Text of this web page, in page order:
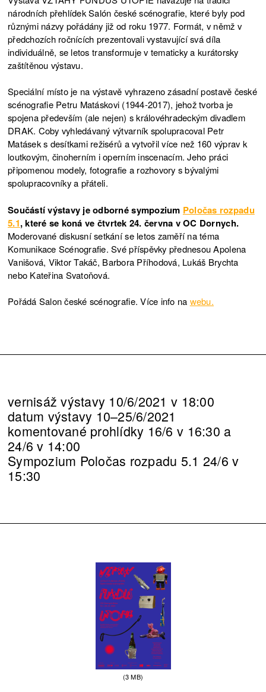
národních přehlídek Salón české scénografie, které byly pod
různými názvy pořádány již od roku 1977. Formát, v němž v
předchozích ročnících prezentovali vystavující svá díla
individuálně, se letos transformuje v tematicky a kurátorsky
zaštítěnou výstavu.
Speciální místo je na výstavě vyhrazeno zásadní postavě české
scénografie Petru Matáskovi (1944-2017), jehož tvorba je
spojena především (ale nejen) s královéhradeckým divadlem
DRAK. Coby vyhledávaný výtvarník spolupracoval Petr
Matásek s desítkami režisérů a vytvořil více než 160 výprav k
loutkovým, činoherním i operním inscenacím. Jeho práci
připomenou modely, fotografie a rozhovory s bývalými
spolupracovníky a přáteli.
Součástí výstavy je odborné sympozium Poločas rozpadu
5.1, které se koná ve čtvrtek 24. června v OC Dornych.
Moderované diskusní setkání se letos zaměří na téma
Komunikace Scénografie. Své příspěvky přednesou Apolena
Vanišová, Viktor Takáč, Barbora Příhodová, Lukáš Brychta
nebo Kateřina Svatoňová.
Pořádá Salon české scénografie. Více info na webu.
vernisáž výstavy 10/6/2021 v 18:00
datum výstavy 10–25/6/2021
komentované prohlídky 16/6 v 16:30 a
24/6 v 14:00
Sympozium Poločas rozpadu 5.1 24/6 v
15:30
(3 MB)